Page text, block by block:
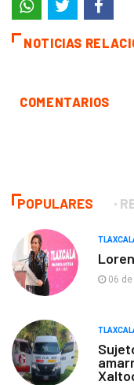
NOTICIAS
COMENTARIOS
POPULARES
06 de